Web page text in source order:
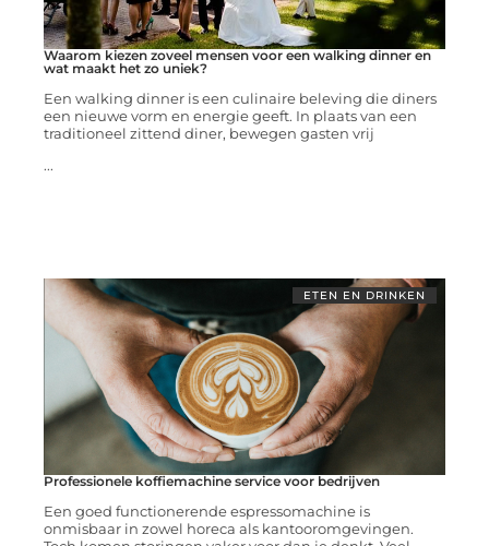
Waarom kiezen zoveel mensen voor een walking dinner en
wat maakt het zo uniek?
Een walking dinner is een culinaire beleving die diners
een nieuwe vorm en energie geeft. In plaats van een
traditioneel zittend diner, bewegen gasten vrij
...
ETEN EN DRINKEN
Professionele koffiemachine service voor bedrijven
Een goed functionerende espressomachine is
onmisbaar in zowel horeca als kantooromgevingen.